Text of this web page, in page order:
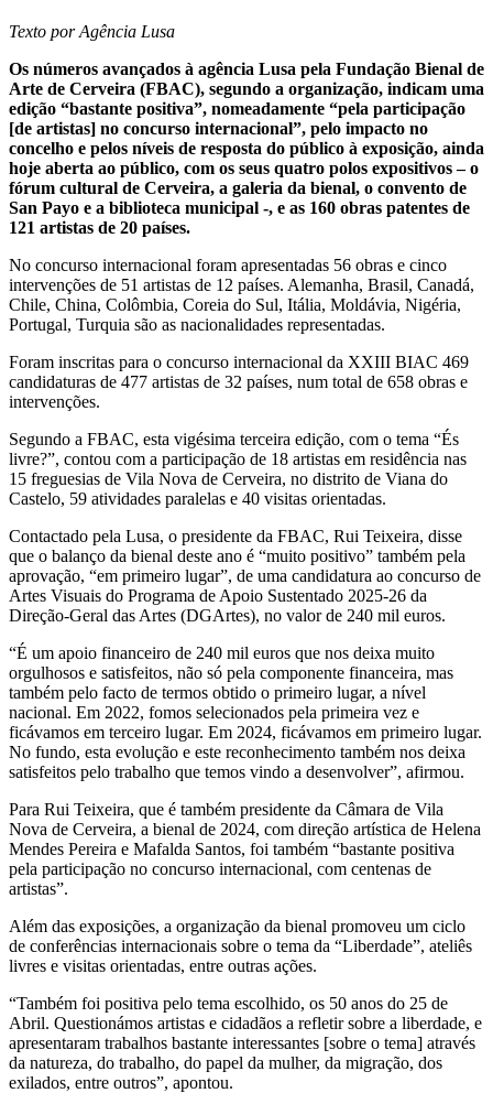
Texto por Agência Lusa
Os números avançados à agência Lusa pela Fundação Bienal de
Arte de Cerveira (FBAC), segundo a organização, indicam uma
edição “bastante positiva”, nomeadamente “pela participação
[de artistas] no concurso internacional”, pelo impacto no
concelho e pelos níveis de resposta do público à exposição, ainda
hoje aberta ao público, com os seus quatro polos expositivos – o
fórum cultural de Cerveira, a galeria da bienal, o convento de
San Payo e a biblioteca municipal -, e as 160 obras patentes de
121 artistas de 20 países.
No concurso internacional foram apresentadas 56 obras e cinco
intervenções de 51 artistas de 12 países. Alemanha, Brasil, Canadá,
Chile, China, Colômbia, Coreia do Sul, Itália, Moldávia, Nigéria,
Portugal, Turquia são as nacionalidades representadas.
Foram inscritas para o concurso internacional da XXIII BIAC 469
candidaturas de 477 artistas de 32 países, num total de 658 obras e
intervenções.
Segundo a FBAC, esta vigésima terceira edição, com o tema “És
livre?”, contou com a participação de 18 artistas em residência nas
15 freguesias de Vila Nova de Cerveira, no distrito de Viana do
Castelo, 59 atividades paralelas e 40 visitas orientadas.
Contactado pela Lusa, o presidente da FBAC, Rui Teixeira, disse
que o balanço da bienal deste ano é “muito positivo” também pela
aprovação, “em primeiro lugar”, de uma candidatura ao concurso de
Artes Visuais do Programa de Apoio Sustentado 2025-26 da
Direção-Geral das Artes (DGArtes), no valor de 240 mil euros.
“É um apoio financeiro de 240 mil euros que nos deixa muito
orgulhosos e satisfeitos, não só pela componente financeira, mas
também pelo facto de termos obtido o primeiro lugar, a nível
nacional. Em 2022, fomos selecionados pela primeira vez e
ficávamos em terceiro lugar. Em 2024, ficávamos em primeiro lugar.
No fundo, esta evolução e este reconhecimento também nos deixa
satisfeitos pelo trabalho que temos vindo a desenvolver”, afirmou.
Para Rui Teixeira, que é também presidente da Câmara de Vila
Nova de Cerveira, a bienal de 2024, com direção artística de Helena
Mendes Pereira e Mafalda Santos, foi também “bastante positiva
pela participação no concurso internacional, com centenas de
artistas”.
Além das exposições, a organização da bienal promoveu um ciclo
de conferências internacionais sobre o tema da “Liberdade”, ateliês
livres e visitas orientadas, entre outras ações.
“Também foi positiva pelo tema escolhido, os 50 anos do 25 de
Abril. Questionámos artistas e cidadãos a refletir sobre a liberdade, e
apresentaram trabalhos bastante interessantes [sobre o tema] através
da natureza, do trabalho, do papel da mulher, da migração, dos
exilados, entre outros”, apontou.